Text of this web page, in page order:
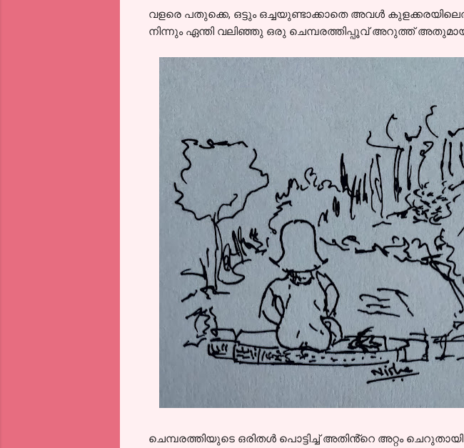
വളരെ പതുക്കെ, ഒട്ടും ഒച്ചയുണ്ടാക്കാതെ അവൾ
നിന്നും ഏന്തി വലിഞ്ഞു ഒരു ചെമ്പരത്തിപ്പൂവ് അറുത്ത്
ചെമ്പരത്തിയുടെ ഒരിതൾ പൊട്ടിച്ച് അതിൻ്റെ അറ്റം